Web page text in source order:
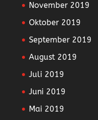
November 2019
Oktober 2019
September 2019
August 2019
Juli 2019
Juni 2019
Mai 2019